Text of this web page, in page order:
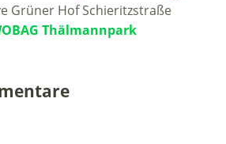
Grüner Hof Schieritzstraße
Thälmannpark